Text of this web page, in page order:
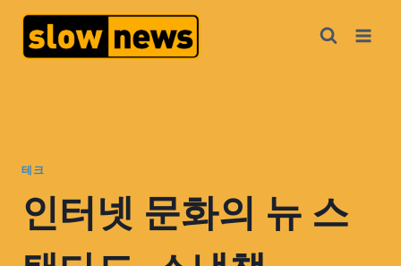
테크
인터넷 문화의 뉴 스